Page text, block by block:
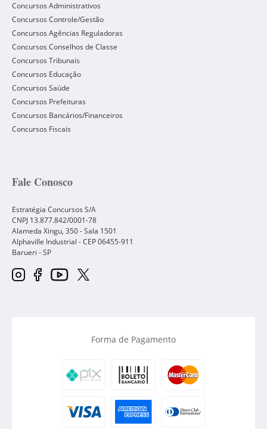
Concursos Administrativos
Concursos Controle/Gestão
Concursos Agências Reguladoras
Concursos Conselhos de Classe
Concursos Tribunais
Concursos Educação
Concursos Saúde
Concursos Prefeituras
Concursos Bancários/Financeiros
Concursos Fiscais
Fale Conosco
Estratégia Concursos S/A
CNPJ 13.877.842/0001-78
Alameda Xingu, 350 - Sala 1501
Alphaville Industrial - CEP06455-911
Barueri -SP
Forma de Pagamento